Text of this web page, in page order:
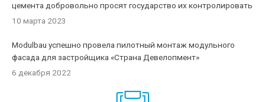
цемента добровольно просят государство их контролировать
10 марта 2023
Modulbau успешно провела пилотный монтаж модульного
фасада для застройщика «Страна Девелопмент»
6 декабря 2022